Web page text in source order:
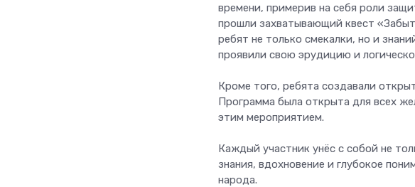
времени, примерив на себя роли
прошли захватывающий квест
ребят не только смекалки, но и
проявили свою эрудицию и
Кроме того, ребята создавали
Программа была открыта для всех
этим мероприятием.
Каждый участник унёс с собой не
знания, вдохновение и глубокое
народа.